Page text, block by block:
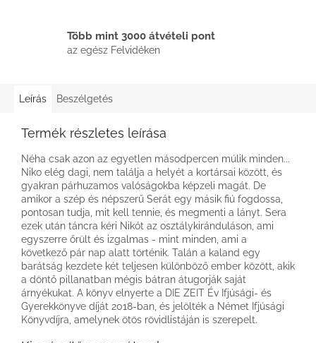
Több mint 3000 átvételi pont
az egész Felvidéken
Leírás Beszélgetés
Termék részletes leírása
Néha csak azon az egyetlen másodpercen múlik minden...
Niko elég dagi, nem találja a helyét a kortársai között, és
gyakran párhuzamos valóságokba képzeli magát. De
amikor a szép és népszerű Serát egy másik fiú fogdossa,
pontosan tudja, mit kell tennie, és megmenti a lányt. Sera
ezek után táncra kéri Nikót az osztálykiránduláson, ami
egyszerre őrült és izgalmas - mint minden, ami a
következő pár nap alatt történik. Talán a kaland egy
barátság kezdete két teljesen különböző ember között, akik
a döntő pillanatban mégis bátran átugorják saját
árnyékukat. A könyv elnyerte a DIE ZEIT Év Ifjúsági- és
Gyerekkönyve díját 2018-ban, és jelölték a Német Ifjúsági
Könyvdíjra, amelynek ötös rövidlistáján is szerepelt.